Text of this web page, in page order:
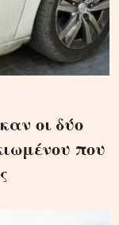
οι δύο
που